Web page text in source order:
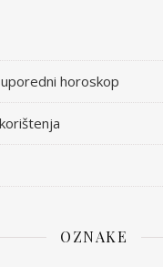
horoskop
OZNAKE